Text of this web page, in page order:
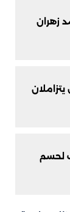
زهران
يتزاملان
لحسم